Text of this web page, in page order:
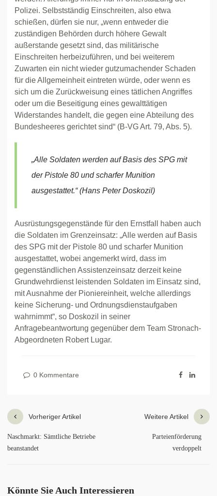
Polizei. Selbstständig Einschreiten, also etwa
schießen, dürfen sie nur, „wenn entweder die
zuständigen Behörden durch höhere Gewalt
außerstande gesetzt sind, das militärische
Einschreiten herbeizuführen, und bei weiterem
Zuwarten ein nicht wieder gutzumachender Schaden
für die Allgemeinheit eintreten würde, oder wenn es
sich um die Zurückweisung eines tätlichen Angriffes
oder um die Beseitigung eines gewalttätigen
Widerstandes handelt, die gegen eine Abteilung des
Bundesheeres gerichtet sind“ (B-VG Art. 79, Abs. 5).
„Alle Soldaten werden auf Basis des SPG mit
der Pistole 80 und scharfer Munition
ausgestattet.“ (Hans Peter Doskozil)
Ausrüstungsgegenstände für den Ernstfall haben auch
die Soldaten im Grenzeinsatz: „Alle werden auf Basis
des SPG mit der Pistole 80 und scharfer Munition
ausgestattet, wobei angemerkt wird, dass im
gegenständlichen Assistenzeinsatz derzeit keine
Grundwehrdienst leistenden Soldaten im Einsatz sind,
mit Ausnahme der Pioniereinheit, welche allerdings
keine Sicherung- und Ordnungsdienstaufgaben
wahrnimmt“, so Doskozil in seiner
Anfragebeantwortung gegenüber dem Team Stronach-
Abgeordneten Robert Lugar.
0 Kommentare
Vorheriger Artikel
Naschmarkt: Sämtliche Betriebe
beanstandet
Weitere Artikel
Parteienförderung
verdoppelt
Könnte Sie Auch Interessieren